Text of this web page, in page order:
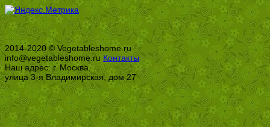
2014-2020 © Vegetableshome.ru
info@vegetableshome.ru Контакты
Наш адрес: г. Москва,
улица 3-я Владимирская, дом 27